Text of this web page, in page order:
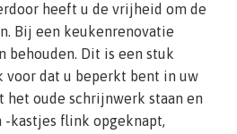
heeft u de vrijheid om de
Bij een keukenrenovatie
behouden. Dit is een stuk
voor dat u beperkt bent in uw
het oude schrijnwerk staan en
kastjes flink opgeknapt,